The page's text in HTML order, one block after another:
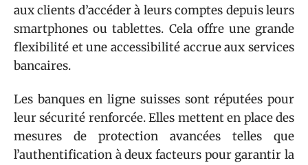
aux clients d’accéder à leurs comptes depuis leurs
smartphones ou tablettes. Cela offre une grande
flexibilité et une accessibilité accrue aux services
bancaires.
Les banques en ligne suisses sont réputées pour
leur sécurité renforcée. Elles mettent en place des
mesures de protection avancées telles que
l’authentification à deux facteurs pour garantir la